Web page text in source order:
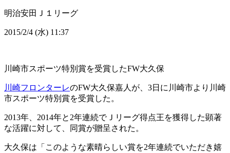
明治安田Ｊ１リーグ
2015/2/4 (水) 11:37
川崎市スポーツ特別賞を受賞したFW大久保
川崎フロンターレのFW大久保嘉人が、3日に川崎市より川崎
市スポーツ特別賞を受賞した。
2013年、2014年と2年連続でＪリーグ得点王を獲得した顕著
な活躍に対して、同賞が贈呈された。
大久保は「このような素晴らしい賞を2年連続でいただき嬉